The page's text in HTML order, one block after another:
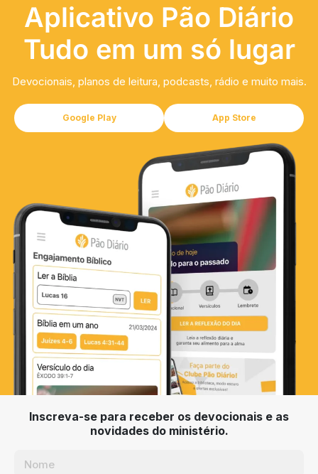
Aplicativo Pão Diário
Tudo em um só lugar
Devocionais, planos de leitura, podcasts, rádio e muito mais.
Google Play App Store
Inscreva-se para receber os devocionais e as
novidades do ministério.